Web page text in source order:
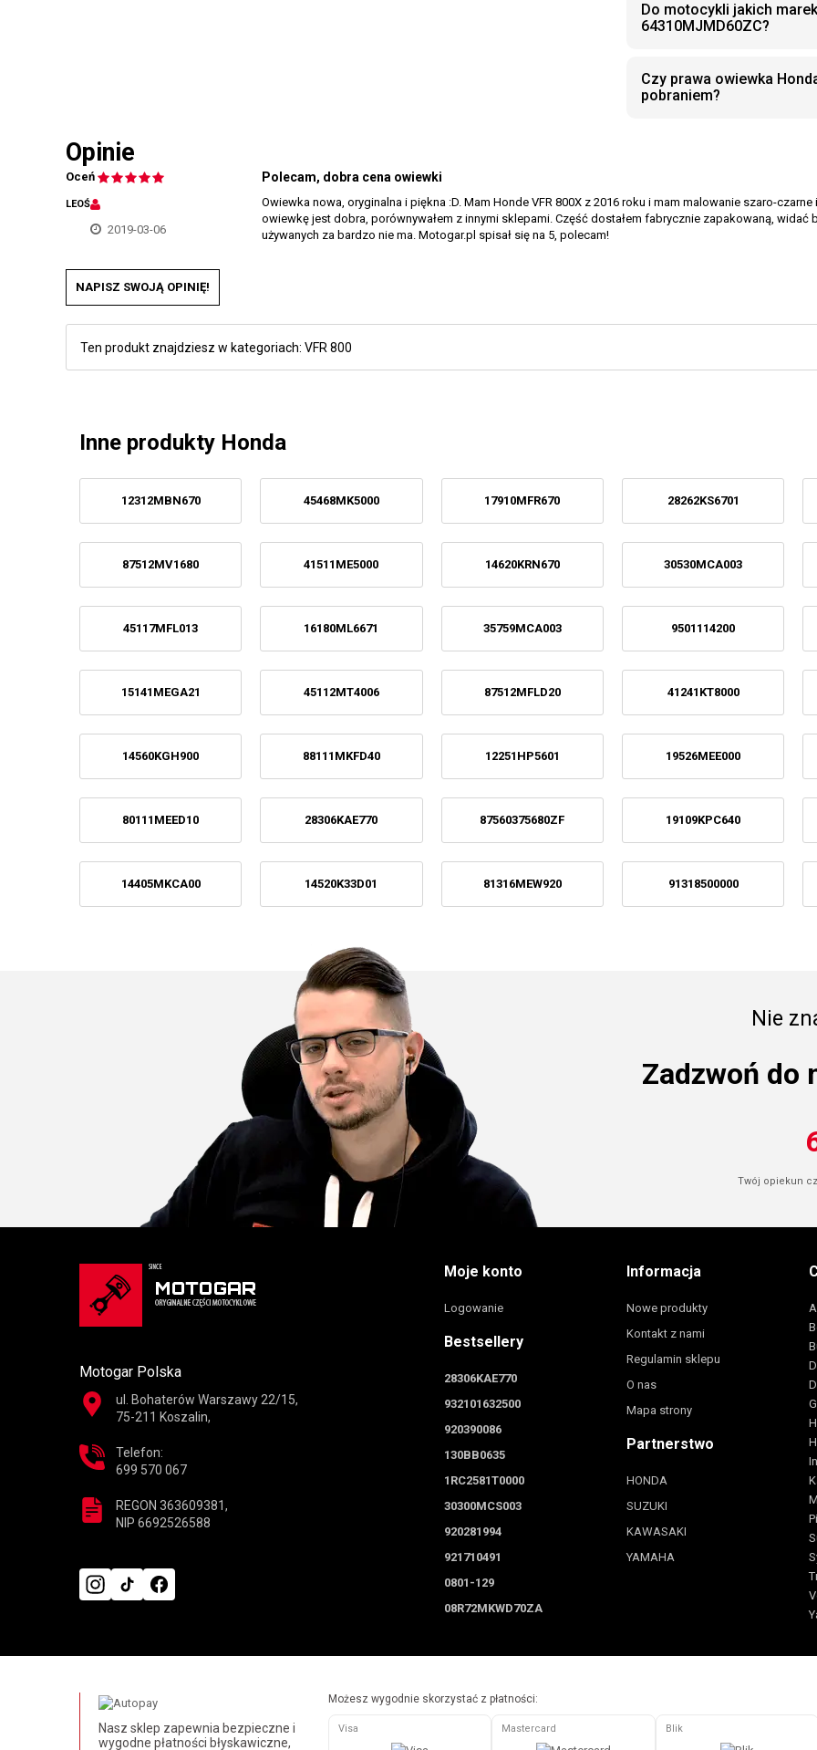
Do motocykli jakich
64310MJMD60ZC?
Czy prawa owiewka
pobraniem?
Opinie
Oceń
LEOŚ
2019-03-06
Polecam, dobra cena owiewki
Owiewka nowa, oryginalna i piękna :D. Mam Honde VFR 800X z 2016 roku i mam malowanie szaro-
owiewkę jest dobra, porównywałem z innymi sklepami. Część dostałem fabrycznie zapakowaną, widać
używanych za bardzo nie ma. Motogar.pl spisał się na 5, polecam!
NAPISZ SWOJĄ OPINIĘ!
Ten produkt znajdziesz w kategoriach: VFR 800
Inne produkty Honda
12312MBN670 45468MK5000 17910MFR670 28262KS6701
87512MV1680 41511ME5000 14620KRN670 30530MCA003
45117MFL013 16180ML6671 35759MCA003 9501114200
15141MEGA21 45112MT4006 87512MFLD20 41241KT8000
14560KGH900 88111MKFD40 12251HP5601 19526MEE000
80111MEED10 28306KAE770 87560375680ZF 19109KPC640
14405MKCA00 14520K33D01 81316MEW920 91318500000
Nie
Zadzwoń do
Twój opiekun
Motogar Polska
ul. Bohaterów Warszawy 22/15,
75-211 Koszalin,
Telefon:
699 570 067
REGON 363609381,
NIP 6692526588
Moje konto
Logowanie
Bestsellery
28306KAE770
932101632500
920390086
130BB0635
1RC2581T0000
30300MCS003
920281994
921710491
0801-129
08R72MKWD70ZA
Informacja
Nowe produkty
Kontakt z nami
Regulamin sklepu
O nas
Mapa strony
Partnerstwo
HONDA
SUZUKI
KAWASAKI
YAMAHA
Nasz sklep zapewnia bezpieczne i
wygodne płatności błyskawiczne,
Możesz wygodnie skorzystać z płatności:
Visa Mastercard Blik